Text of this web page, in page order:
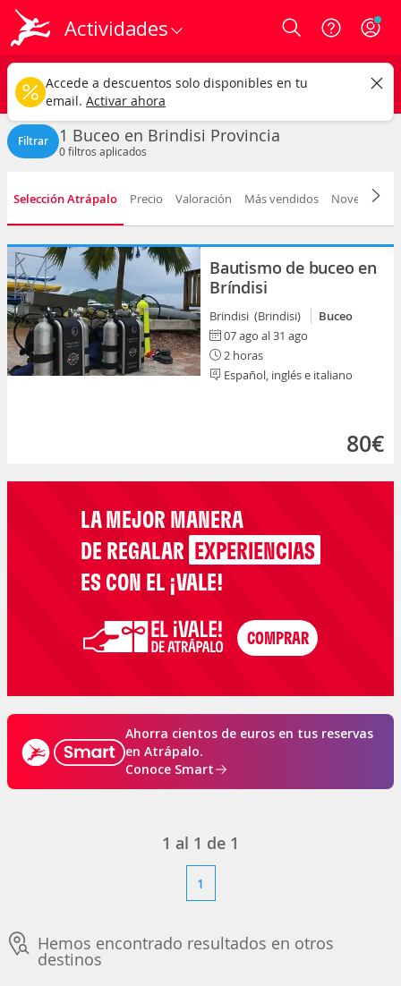
Actividades Login
Brindisi
Buceo Cualquier fecha
CAMBIAR
Filtrar 1 Buceo en Brindisi Provincia
0filtros aplicados
Selección Atrápalo Precio Valoración Más vendidos Novedad
Bautismo de buceo en
Bríndisi
Brindisi (Brindisi)
Buceo
07 ago al 31 ago
2 horas
Español, inglés e italiano
80€
LA MEJOR MANERA
DE REGALAR EXPERIENCIAS
ES CON EL ¡VALE!
Ahorra cientos de euros en tus reservas
en Atrápalo.
Conoce Smart
1 al 1 de 1
1
Hemos encontrado resultados en otros
destinos
Accede a descuentos solo disponibles en tu
email. Activar ahora